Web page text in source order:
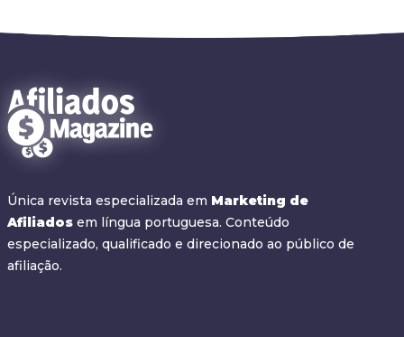
Única revista especializada em Marketing de
Afiliados em língua portuguesa. Conteúdo
especializado, qualificado e direcionado ao público de
afiliação.